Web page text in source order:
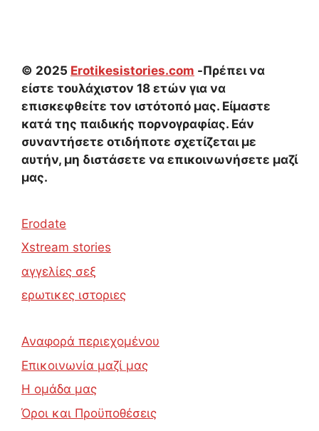
© 2025 Erotikesistories.com -Πρέπει να
είστε τουλάχιστον 18 ετών για να
επισκεφθείτε τον ιστότοπό μας. Είμαστε
κατά της παιδικής πορνογραφίας. Εάν
συναντήσετε οτιδήποτε σχετίζεται με
αυτήν, μη διστάσετε να επικοινωνήσετε μαζί
μας.
Erodate
Xstream stories
αγγελίες σεξ
ερωτικες ιστοριες
Αναφορά περιεχομένου
Επικοινωνία μαζί μας
Η ομάδα μας
Όροι και Προϋποθέσεις